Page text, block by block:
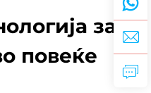
за
повеќе